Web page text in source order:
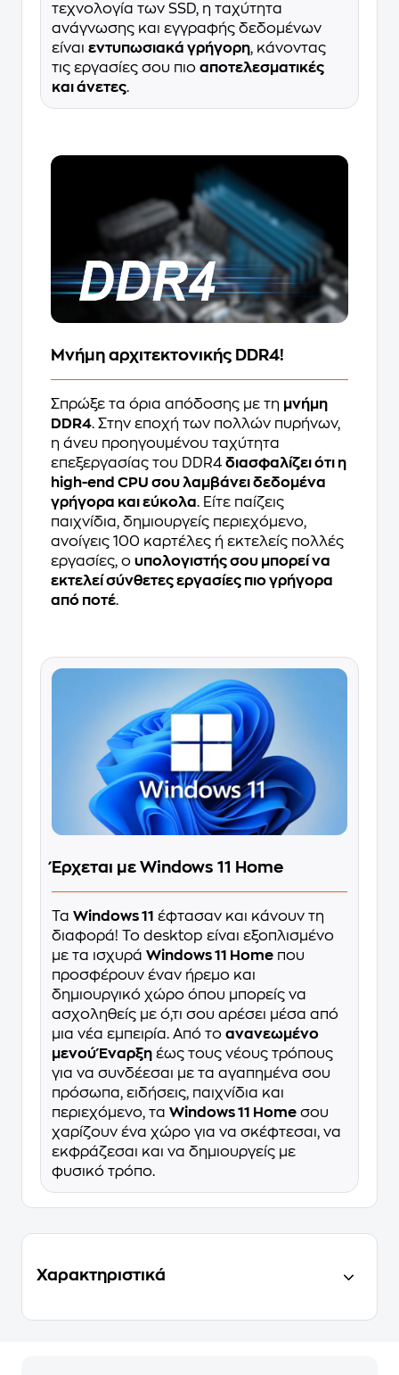
τεχνολογία των SSD, η ταχύτητα
ανάγνωσης και εγγραφής δεδομένων
είναι εντυπωσιακά γρήγορη, κάνοντας
τις εργασίες σου πιο αποτελεσματικές
και άνετες.
Μνήμη αρχιτεκτονικής DDR4!
Σπρώξε τα όρια απόδοσης με τη μνήμη
DDR4. Στην εποχή των πολλών πυρήνων,
η άνευ προηγουμένου ταχύτητα
επεξεργασίας του DDR4διασφαλίζει ότι η
high-end CPU σου λαμβάνει δεδομένα
γρήγορα και εύκολα. Είτε παίζεις
παιχνίδια, δημιουργείς περιεχόμενο,
ανοίγεις 100 καρτέλες ή εκτελείς πολλές
εργασίες, ο υπολογιστής σου μπορεί να
εκτελεί σύνθετες εργασίες πιο γρήγορα
από ποτέ.
Έρχεται με Windows 11 Home
Τα Windows 11 έφτασαν και κάνουν τη
διαφορά! Το desktop είναι εξοπλισμένο
με τα ισχυρά Windows 11 Home που
προσφέρουν έναν ήρεμο και
δημιουργικό χώρο όπου μπορείς να
ασχοληθείς με ό,τι σου αρέσει μέσα από
μια νέα εμπειρία. Από το ανανεωμένο
μενού Έναρξη έως τους νέους τρόπους
για να συνδέεσαι με τα αγαπημένα σου
πρόσωπα, ειδήσεις, παιχνίδια και
περιεχόμενο, τα Windows 11 Home σου
χαρίζουν ένα χώρο για να σκέφτεσαι, να
εκφράζεσαι και να δημιουργείς με
φυσικό τρόπο.
Χαρακτηριστικά